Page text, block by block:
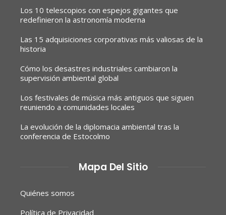
Los 10 telescopios con espejos gigantes que
redefinieron la astronomía moderna
Las 15 adquisiciones corporativas más valiosas de la
historia
Cómo los desastres industriales cambiaron la
supervisión ambiental global
Los festivales de música más antiguos que siguen
reuniendo a comunidades locales
La evolución de la diplomacia ambiental tras la
conferencia de Estocolmo
Mapa Del Sitio
Quiénes somos
Política de Privacidad